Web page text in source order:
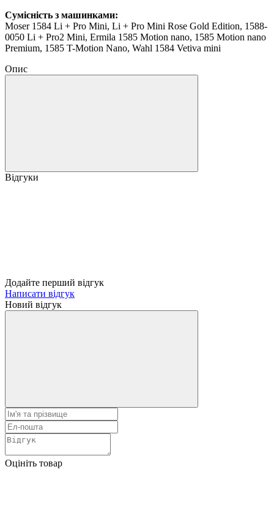
Сумісність з машинками:
Moser 1584 Li + Pro Mini, Li + Pro Mini Rose Gold Edition, 1588-
0050 Li + Pro2 Mini, Ermila 1585 Motion nano, 1585 Motion nano
Premium, 1585 T-Motion Nano, Wahl 1584 Vetiva mini
Опис
Відгуки
Додайте перший відгук
Написати відгук
Новий відгук
Оцініть товар